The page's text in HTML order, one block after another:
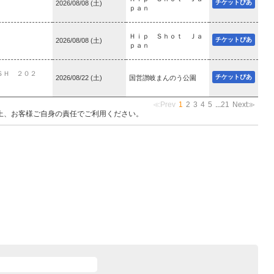
2026/08/08 (土)
ｐａｎ
チケットぴあ
2026/08/08 (土)
Ｈｉｐ Ｓｈｏｔ Ｊａ
ｐａｎ
チケットぴあ
Ｈ ２０２
2026/08/22 (土) 国営讃岐まんのう公園 チケットぴあ
≪Prev 1 2 3 4 5 21
Next≫
お客様ご自身の責任でご利用ください。